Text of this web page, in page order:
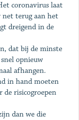
coronavirus laat
net terug aan het
dreigend in de
dat bij de minste
opnieuw
afhangen.
in hand moeten
de risicogroepen
dan we die